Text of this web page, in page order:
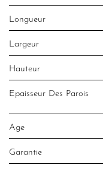
Longueur
Largeur
Hauteur
Epaisseur Des Parois
Age
Garantie